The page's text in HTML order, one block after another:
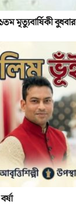
মৃত্যুবার্ষিকী বুধবার